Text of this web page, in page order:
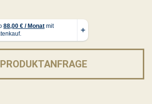
PRODUKTANFRAGE